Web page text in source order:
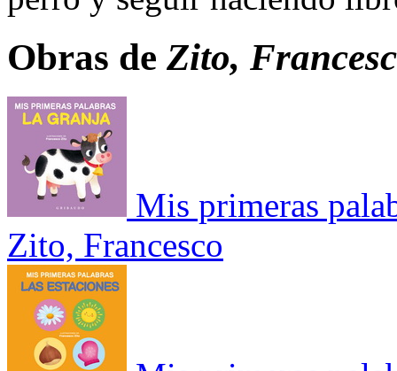
Obras de Zito,
Mis primeras
Zito, Francesco